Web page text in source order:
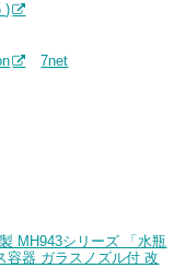
)
7net
MH943シリーズ 「水瓶
容器 ガラスノズル付 改